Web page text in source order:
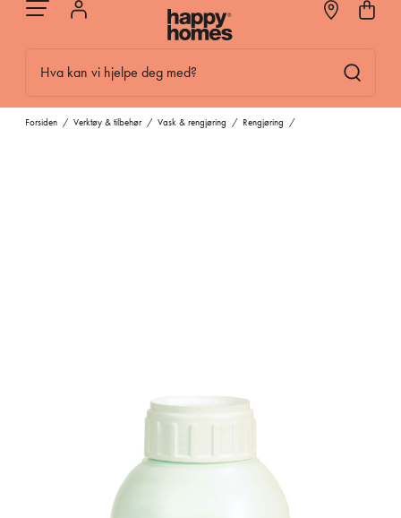
Hva kan vi hjelpe deg med?
Forsiden / Verktøy & tilbehør / Vask & rengjøring / Rengjøring /